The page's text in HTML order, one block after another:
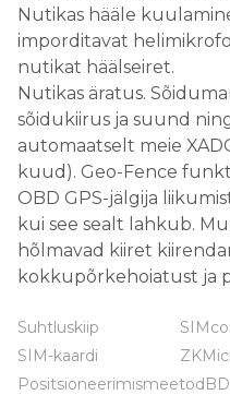
Nutikas hääle
imporditavat
nutikat häälseiret.
Nutikas äratus.
sõidukiirus ja suund
automaatselt meie
kuud). Geo-Fence
OBD GPS-jälgija
kui see sealt lahkub.
hõlmavad kiiret
kokkupõrkehoiatust ja
Suhtluskiip
SIM-kaardi
Positsioneerimismeetod